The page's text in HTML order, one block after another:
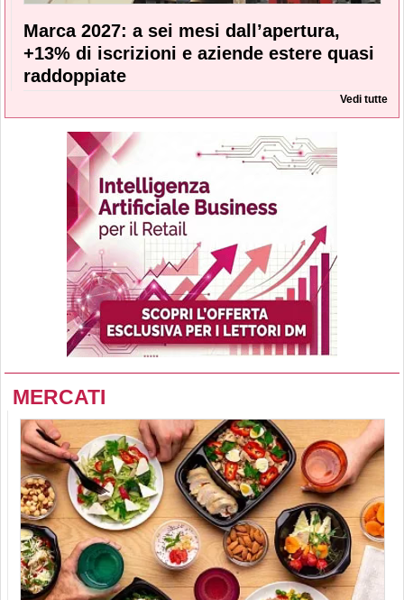
Marca 2027: a sei mesi dall’apertura,
+13% di iscrizioni e aziende estere quasi
raddoppiate
Vedi tutte
MERCATI